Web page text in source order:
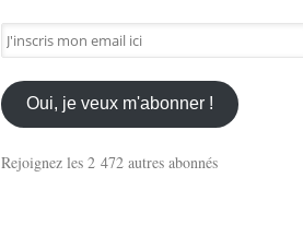
J'inscris
mon
email
ici
Oui, je veux m'abonner !
Rejoignez les 2 472 autres abonnés